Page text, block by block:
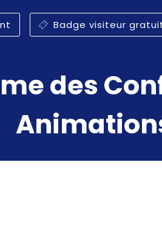
Badge visiteur
des